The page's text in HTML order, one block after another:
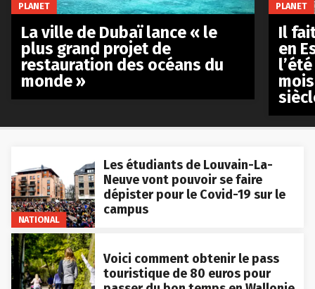
NATIONAL
Les étudiants de Louvain-La-
Neuve vont pouvoir se faire
dépister pour le Covid-19 sur le
campus
Voici comment obtenir le pass
touristique de 80 euros pour
PLANET
La ville de Dubaï lance « le
plus grand projet de
restauration des océans du
monde »
PLANET
Il
en